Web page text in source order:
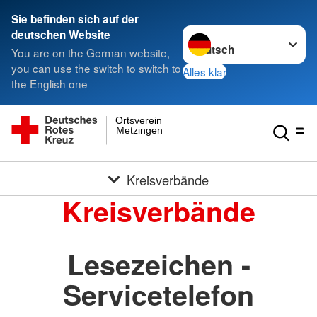
Sie befinden sich auf der
deutschen Website
You are on the German website,
you can use the switch to switch to
the English one
Sprache wechseln zu
Alles klar
Metzingen
Ortsverein
Kreisverbände
Kreisverbände
Lesezeichen -
Servicetelefon